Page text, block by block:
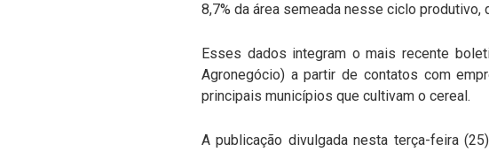
8,7% da área semeada nesse ciclo produtivo,
Esses dados integram o mais recente
Agronegócio) a partir de contatos com
principais municípios que cultivam o cereal.
A publicação divulgada nesta terça-feira